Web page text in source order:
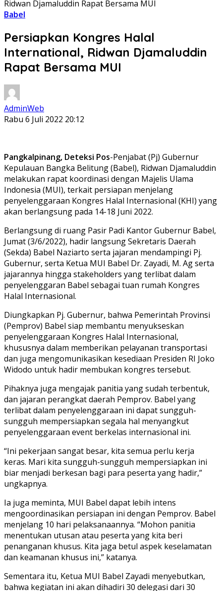
Ridwan Djamaluddin Rapat Bersama MUI
Babel
Persiapkan Kongres Halal
International, Ridwan Djamaluddin
Rapat Bersama MUI
AdminWeb
Rabu 6 Juli 2022 20:12
Pangkalpinang, Deteksi Pos-Penjabat (Pj) Gubernur
Kepulauan Bangka Belitung (Babel), Ridwan Djamaluddin
melakukan rapat koordinasi dengan Majelis Ulama
Indonesia (MUI), terkait persiapan menjelang
penyelenggaraan Kongres Halal Internasional (KHI) yang
akan berlangsung pada 14-18 Juni 2022.
Berlangsung di ruang Pasir Padi Kantor Gubernur Babel,
Jumat (3/6/2022), hadir langsung Sekretaris Daerah
(Sekda) Babel Naziarto serta jajaran mendampingi Pj.
Gubernur, serta Ketua MUI Babel Dr. Zayadi, M. Ag serta
jajarannya hingga stakeholders yang terlibat dalam
penyelenggaran Babel sebagai tuan rumah Kongres
Halal Internasional.
Diungkapkan Pj. Gubernur, bahwa Pemerintah Provinsi
(Pemprov) Babel siap membantu menyukseskan
penyelenggaraan Kongres Halal Internasional,
khususnya dalam memberikan pelayanan transportasi
dan juga mengomunikasikan kesediaan Presiden RI Joko
Widodo untuk hadir membukan kongres tersebut.
Pihaknya juga mengajak panitia yang sudah terbentuk,
dan jajaran perangkat daerah Pemprov. Babel yang
terlibat dalam penyelenggaraan ini dapat sungguh-
sungguh mempersiapkan segala hal menyangkut
penyelenggaraan event berkelas internasional ini.
“Ini pekerjaan sangat besar, kita semua perlu kerja
keras. Mari kita sungguh-sungguh mempersiapkan ini
biar menjadi berkesan bagi para peserta yang hadir,”
ungkapnya.
Ia juga meminta, MUI Babel dapat lebih intens
mengoordinasikan persiapan ini dengan Pemprov. Babel
menjelang 10 hari pelaksanaannya. “Mohon panitia
menentukan utusan atau peserta yang kita beri
penanganan khusus. Kita jaga betul aspek keselamatan
dan keamanan khusus ini,” katanya.
Sementara itu, Ketua MUI Babel Zayadi menyebutkan,
bahwa kegiatan ini akan dihadiri 30 delegasi dari 30